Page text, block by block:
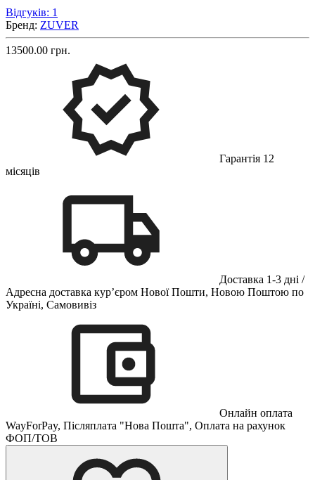
Відгуків: 1
Бренд: ZUVER
13500.00 грн.
Гарантія 12
місяців
Доставка 1-3 дні /
Адресна доставка кур’єром Нової Пошти, Новою Поштою по
Україні, Самовивіз
Онлайн оплата
WayForPay, Післяплата "Нова Пошта", Оплата на рахунок
ФОП/ТОВ